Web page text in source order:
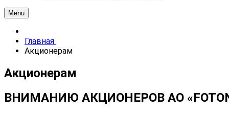
Menu
Главная
Акционерам
Акционерам
ВНИМАНИЮ АКЦИОНЕРОВ АО